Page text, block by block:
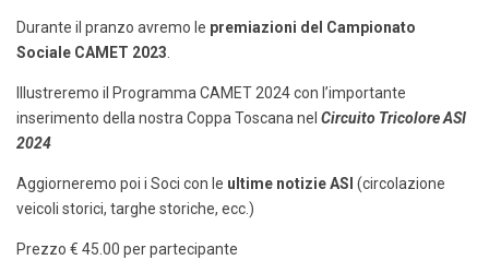
Durante il pranzo avremo le premiazioni del Campionato
Sociale CAMET 2023
Illustreremo il Programma CAMET 2024 con l’importante
inserimento della nostra Coppa Toscana nel Circuito Tricolore ASI
2024
Aggiorneremo poi i Soci con le ultime notizie ASI (circolazione
veicoli storici, targhe storiche, ecc.)
Prezzo € 45.00 per partecipante